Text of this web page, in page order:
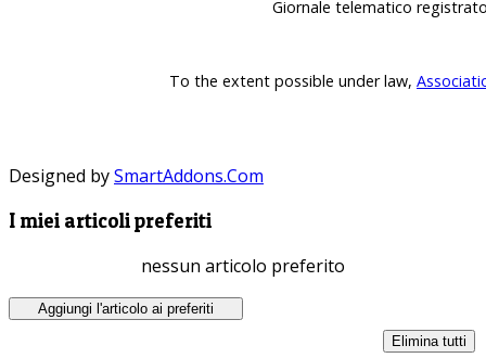
Giornale telematico
To the extent possible under law,
Designed bySmartAddons.Com
I miei articoli preferiti
nessun articolo preferito